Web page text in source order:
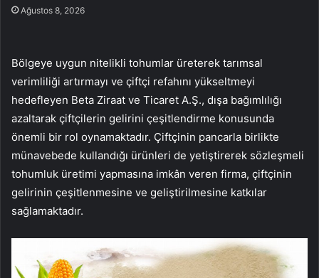
Ağustos 8, 2026
Bölgeye uygun nitelikli tohumlar üreterek tarımsal
verimliliği artırmayı ve çiftçi refahını yükseltmeyi
hedefleyen Beta Ziraat ve Ticaret A.Ş., dışa bağımlılığı
azaltarak çiftçilerin gelirini çeşitlendirme konusunda
önemli bir rol oynamaktadır. Çiftçinin pancarla birlikte
münavebede kullandığı ürünleri de yetiştirerek sözleşmeli
tohumluk üretimi yapmasına imkân veren firma, çiftçinin
gelirinin çeşitlenmesine ve geliştirilmesine katkılar
sağlamaktadır.